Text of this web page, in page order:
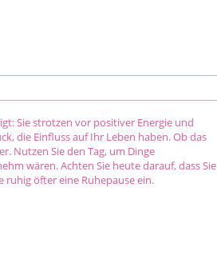
Sie strotzen vor positiver Energie und
die Einfluss auf Ihr Leben haben. Ob das
Nutzen Sie den Tag, um Dinge
wären. Achten Sie heute darauf, dass Sie
ruhig öfter eine Ruhepause ein.